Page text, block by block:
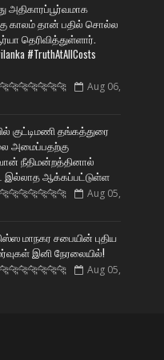
அதிகாரப்பூர்வமாக
காலம் தான் பதில் சொல்ல
தெரிவித்துள்ளார்.
#TruthAtAllCosts
Aug 06,
குட்டிமணி தங்கத்துரை
அமைப்பதற்கு
நீதிமன்றத்தினால்
இல்லாத ஆக்கப்பட்டுள்ள
Aug 05,
மாநகர சபையின் புதிய
இனி நேரலையில்!
Aug 05,